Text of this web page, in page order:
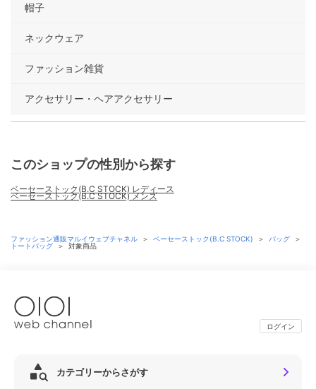
帽子
ネックウェア
ファッション雑貨
アクセサリー・ヘアアクセサリー
このショップの性別から探す
ベーセーストック(B.C STOCK) レディース
ベーセーストック(B.C STOCK) メンズ
ファッション通販マルイウェブチャネル ＞ ベーセーストック(B.C STOCK) ＞ バッグ
＞
トートバッグ
＞ 対象商品
ログイン
カテゴリーからさがす